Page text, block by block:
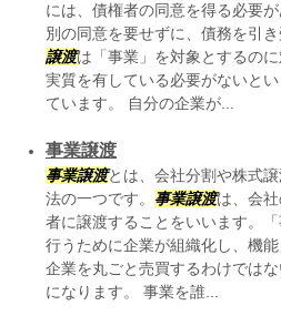
には、債権者の同意を得る必要
別の同意を要せずに、債務を引
譲渡は「事業」を対象とするの
実質を有している必要がないと
ています。 自分の企業が...
事業譲渡
事業譲渡とは、会社分割や株式
法の一つです。 事業譲渡は、会
者に譲渡することをいいます。
行うために企業が組織化し、機
企業を丸ごと売買するわけでは
になります。 事業を誰...